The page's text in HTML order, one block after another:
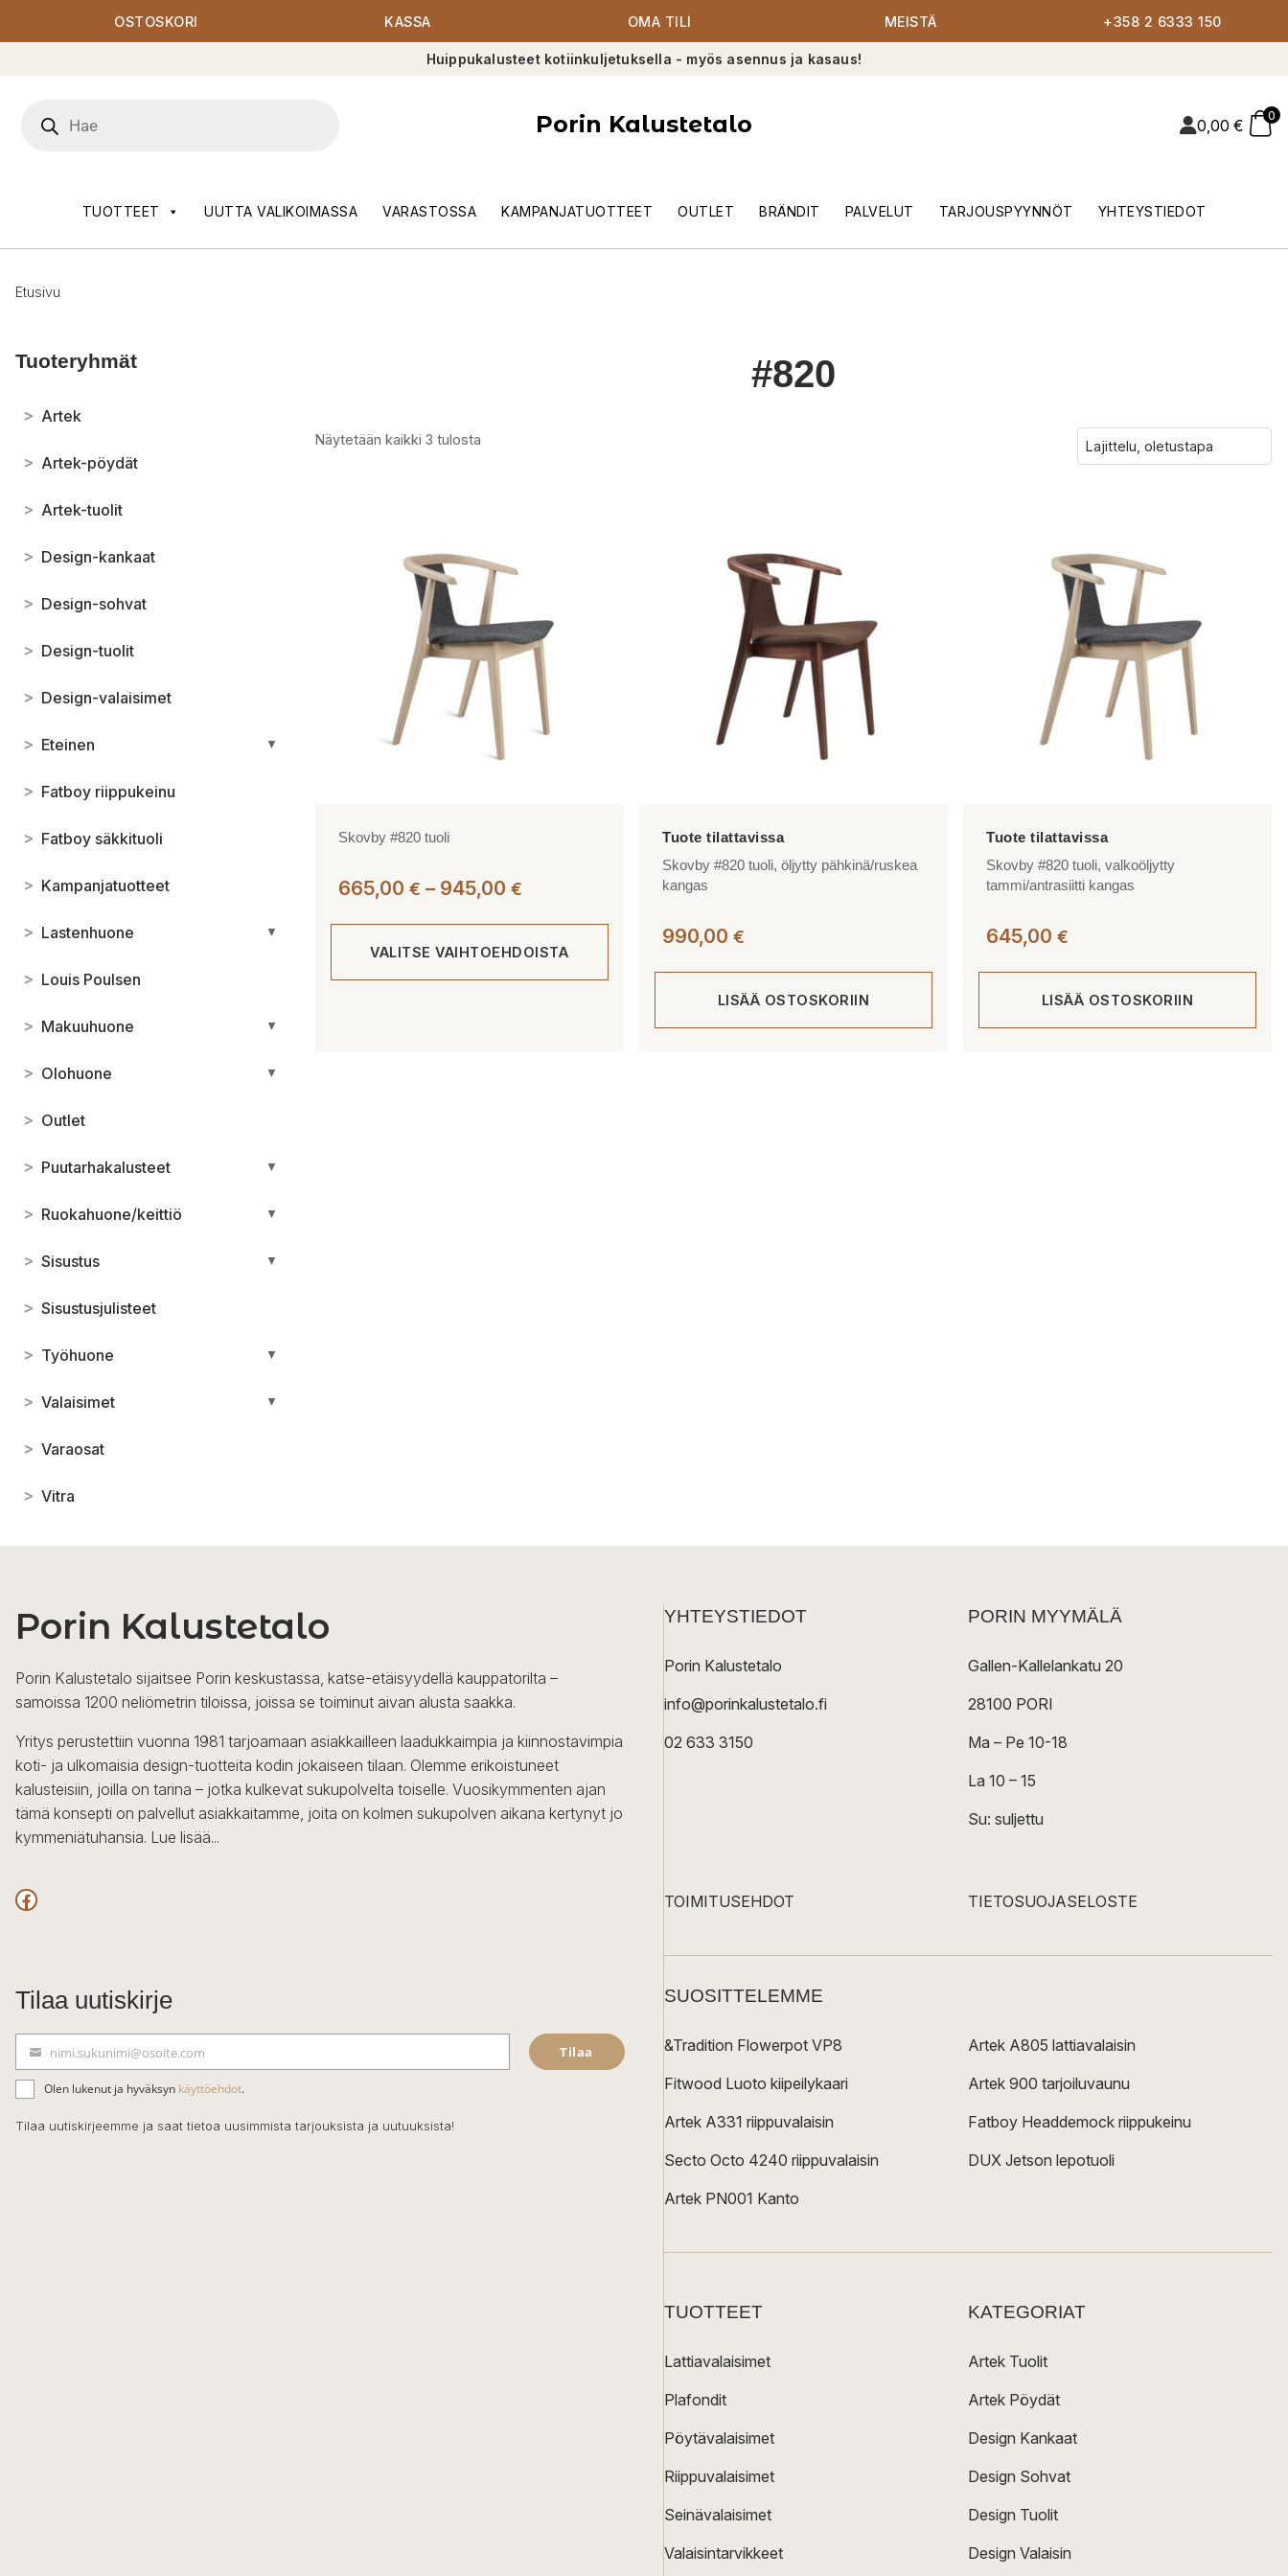
OSTOSKORI KASSA OMA TILI MEISTÄ +358 2 6333 150
Huippukalusteet kotiinkuljetuksella - myös asennus ja kasaus!
search
Porin Kalustetalo 0,00 €
0
TUOTTEET UUTTA VALIKOIMASSA VARASTOSSA KAMPANJATUOTTEET OUTLET BRÄNDIT PALVELUT TARJOUSPYYNNÖT YHTEYSTIEDOT
Etusivu
Tuoteryhmät
> Artek
> Artek-pöydät
> Artek-tuolit
> Design-kankaat
> Design-sohvat
> Design-tuolit
> Design-valaisimet
> Eteinen ▼
> Fatboy riippukeinu
> Fatboy säkkituoli
> Kampanjatuotteet
> Lastenhuone ▼
> Louis Poulsen
> Makuuhuone ▼
> Olohuone ▼
> Outlet
> Puutarhakalusteet ▼
> Ruokahuone/keittiö ▼
> Sisustus ▼
> Sisustusjulisteet
> Työhuone ▼
> Valaisimet ▼
> Varaosat
> Vitra
#820
Näytetään kaikki 3 tulosta
Skovby #820 tuoli
665,00 € – 945,00 €
945,00 €
VALITSE VAIHTOEHDOISTA
Skovby #820 tuoli, öljytty pähkinä/ruskea
kangas
990,00 €
LISÄÄ OSTOSKORIIN
Skovby #820 tuoli, valkoöljytty
tammi/antrasiitti kangas
645,00 €
LISÄÄ OSTOSKORIIN
Porin Kalustetalo
Porin Kalustetalo sijaitsee Porin keskustassa, katse-etäisyydellä kauppatorilta –
samoissa 1200 neliömetrin tiloissa, joissa se toiminut aivan alusta saakka.
Yritys perustettiin vuonna 1981 tarjoamaan asiakkailleen laadukkaimpia ja kiinnostavimpia
koti- ja ulkomaisia design-tuotteita kodin jokaiseen tilaan. Olemme erikoistuneet
kalusteisiin, joilla on tarina – jotka kulkevat sukupolvelta toiselle. Vuosikymmenten ajan
tämä konsepti on palvellut asiakkaitamme, joita on kolmen sukupolven aikana kertynyt jo
kymmeniätuhansia. Lue lisää...
Facebook
Tilaa uutiskirje
ä
h
k
nimi.sukunimi@osoite.com Tilaa
Olen lukenut ja hyväksyn käyttöehdot.
Tilaa uutiskirjeemme ja saat tietoa uusimmista tarjouksista ja uutuuksista!
YHTEYSTIEDOT
Porin Kalustetalo
info@porinkalustetalo.fi
02 633 3150
PORIN MYYMÄLÄ
Gallen-Kallelankatu 20
28100 PORI
Ma – Pe 10-18
La 10 – 15
Su: suljettu
TOIMITUSEHDOT TIETOSUOJASELOSTE
SUOSITTELEMME
&Tradition Flowerpot VP8
Fitwood Luoto kiipeilykaari
Artek A331 riippuvalaisin
Secto Octo 4240 riippuvalaisin
Artek PN001 Kanto
Artek A805 lattiavalaisin
Artek 900 tarjoiluvaunu
Fatboy Headdemock riippukeinu
DUX Jetson lepotuoli
TUOTTEET
Lattiavalaisimet
Plafondit
Pöytävalaisimet
Riippuvalaisimet
Seinävalaisimet
Valaisintarvikkeet
KATEGORIAT
Artek Tuolit
Artek Pöydät
Design Kankaat
Design Sohvat
Design Tuolit
Design Valaisin